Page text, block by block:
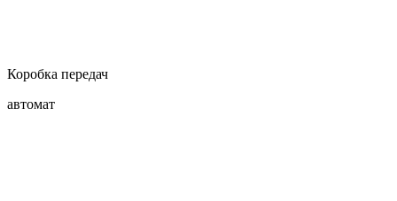
Коробка передач
автомат